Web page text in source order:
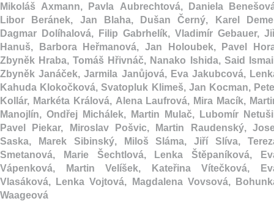
Mikoláš Axmann, Pavla Aubrechtová, Daniela
Libor Beránek, Jan Blaha, Dušan Černý, Karel
Dagmar Dolíhalová, Filip Gabrhelík, Vladimír Gebauer,
Hanuš, Barbora Heřmanová, Jan Holoubek, Pavel
Zbyněk Hraba, Tomáš Hřivnáč, Nanako Ishida, Said
Zbyněk Janáček, Jarmila Janůjová, Eva Jakubcová,
Kahuda Klokočková, Svatopluk Klimeš, Jan Kocman,
Kollár, Markéta Králová, Alena Laufrová, Mira Macík,
Manojlín, Ondřej Michálek, Martin Mulač, Lubomír
Pavel Piekar, Miroslav Pošvic, Martin Raudenský,
Saska, Marek Sibinský, Miloš Sláma, Jiří Slíva,
Smetanová, Marie Šechtlová, Lenka Štěpaníková,
Vápenková, Martin Velíšek, Kateřina Vítečková,
Vlasáková, Lenka Vojtová, Magdalena Vovsová,
Waageová